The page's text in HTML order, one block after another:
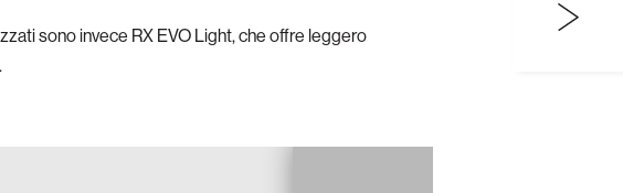
sono invece RX EVO Light, che offre leggero